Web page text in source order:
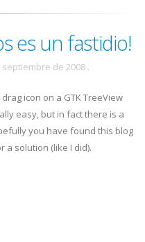
es un fastidio!
septiembre de 2008 .
icon on a GTKTreeView
easy, but in fact there is a
you have found this blog
a solution (like I did).